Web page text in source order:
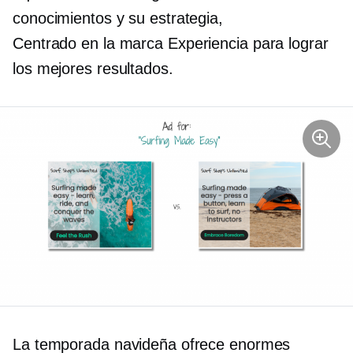
conocimientos y su estrategia,
Centrado en la marca Experiencia para lograr
los mejores resultados.
La temporada navideña ofrece enormes